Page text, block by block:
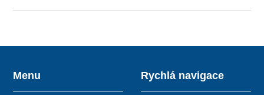
Menu Rychlá navigace